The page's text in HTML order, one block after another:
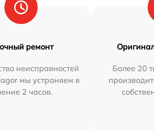
ремонт
неисправностей
мы устраняем в
2 часов.
Более 20